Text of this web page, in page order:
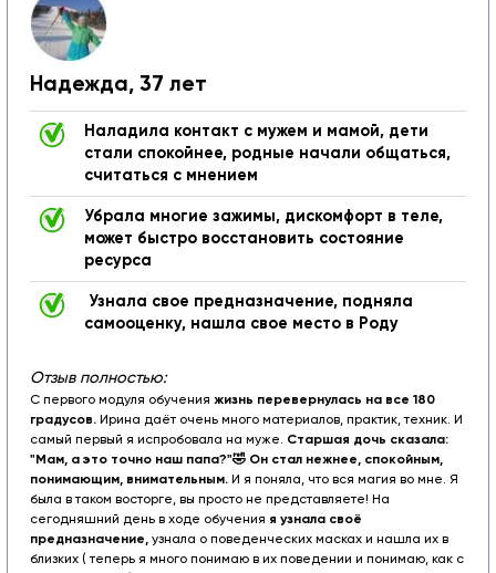
Надежда, 37 лет
Наладила контакт с мужем и мамой, дети
стали спокойнее, родные начали общаться,
считаться с мнением
Убрала многие зажимы, дискомфорт в теле,
может быстро восстановить состояние
ресурса
Узнала свое предназначение, подняла
самооценку, нашла свое место в Роду
Отзыв полностью:
С первого модуля обучения жизнь перевернулась на все 180
градусов. Ирина даёт очень много материалов, практик, техник. И
самый первый я испробовала на муже. Старшая дочь сказала:
"Мам, а это точно наш папа?"🤣 Он стал нежнее, спокойным,
понимающим, внимательным.И я поняла, что вся магия во мне. Я
была в таком восторге, вы просто не представляете! На
сегодняшний день в ходе обучения я узнала своё
предназначение,узнала о поведенческих масках и нашла их в
близких ( теперь я много понимаю в их поведении и понимаю, как с